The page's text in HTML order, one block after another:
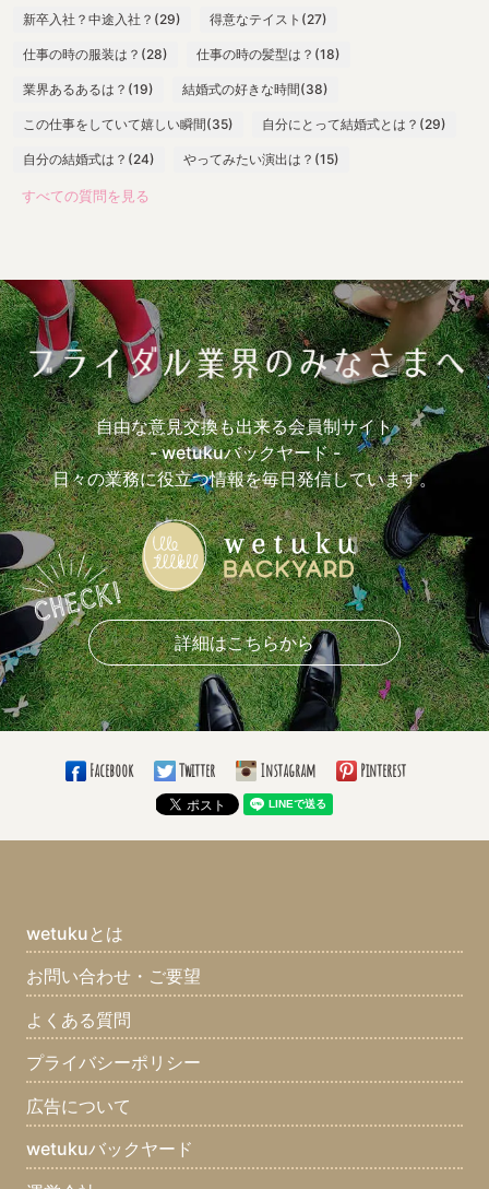
新卒入社？中途入社？(29) 得意なテイスト(27)
仕事の時の服装は？(28) 仕事の時の髪型は？(18)
業界あるあるは？(19) 結婚式の好きな時間(38)
この仕事をしていて嬉しい瞬間(35) 自分にとって結婚式とは？(29)
自分の結婚式は？(24) やってみたい演出は？(15)
すべての質問を見る
よく身につけているスカーフの色(10) 打ち合わせ必須アイテム(24)
参考にしているウエディングサイト(11)
参考にしているウエディング本(13) おすすめロケ場所(17)
おすすめ前撮アイテム(7) おすすめ披露宴入場曲(4)
おすすめ乾杯曲(3) おすすめケーキカットBGM(1)
おすすめ手紙シーンBGM(5) おすすめ退場曲(1)
おすすめ挙式演出(8) おすすめ披露宴演出(7)
おもしろかった余興は？(5) おすすめ引き出物(7)
おすすめ引き菓子(10) おすすめプチギフト(5) おすすめ花材(7)
好きなブーケの形(13) 好きなドレスライン(10)
着たいカラードレスの色(5) 好きなドレスブランド(4)
好きなナプキンの折り方(5) 愛用しているボールペン(8)
使っている手帳の柄は？(9) 必勝グッズ(4)
通勤時間(5) 大きい目標(10) 小さい目標(8)
いつまでこの仕事する？(14)
口癖は？(8) 座右の銘は？(12) 集めてるものは？(7)
好きな食べ物は？(12) 嫌いな食べ物は？(12)
好きなスポーツは？(11)
好きな女性タレントは？(4)
好きなマンガは？(8)
好きな映画は？(8) 好きなテレビ番組は？(10) 好きな曲は？(7)
好きなゲームは？(3) 好きなブランドは？(1) 好きな車は？(5)
自由な意見交換も出来る会員制サイト
- wetukuバックヤード -
日々の業務に役立つ情報を毎日発信しています。
詳細はこちらから
Facebook Twitter Instagram Pinterest
wetukuとは
お問い合わせ・ご要望
よくある質問
プライバシーポリシー
広告について
wetukuバックヤード